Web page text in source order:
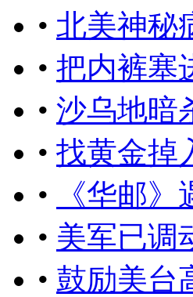
• 北美神秘
• 把内裤塞
• 沙乌地暗
• 找黄金掉
•
《华邮
• 美军已调
• 鼓励美台